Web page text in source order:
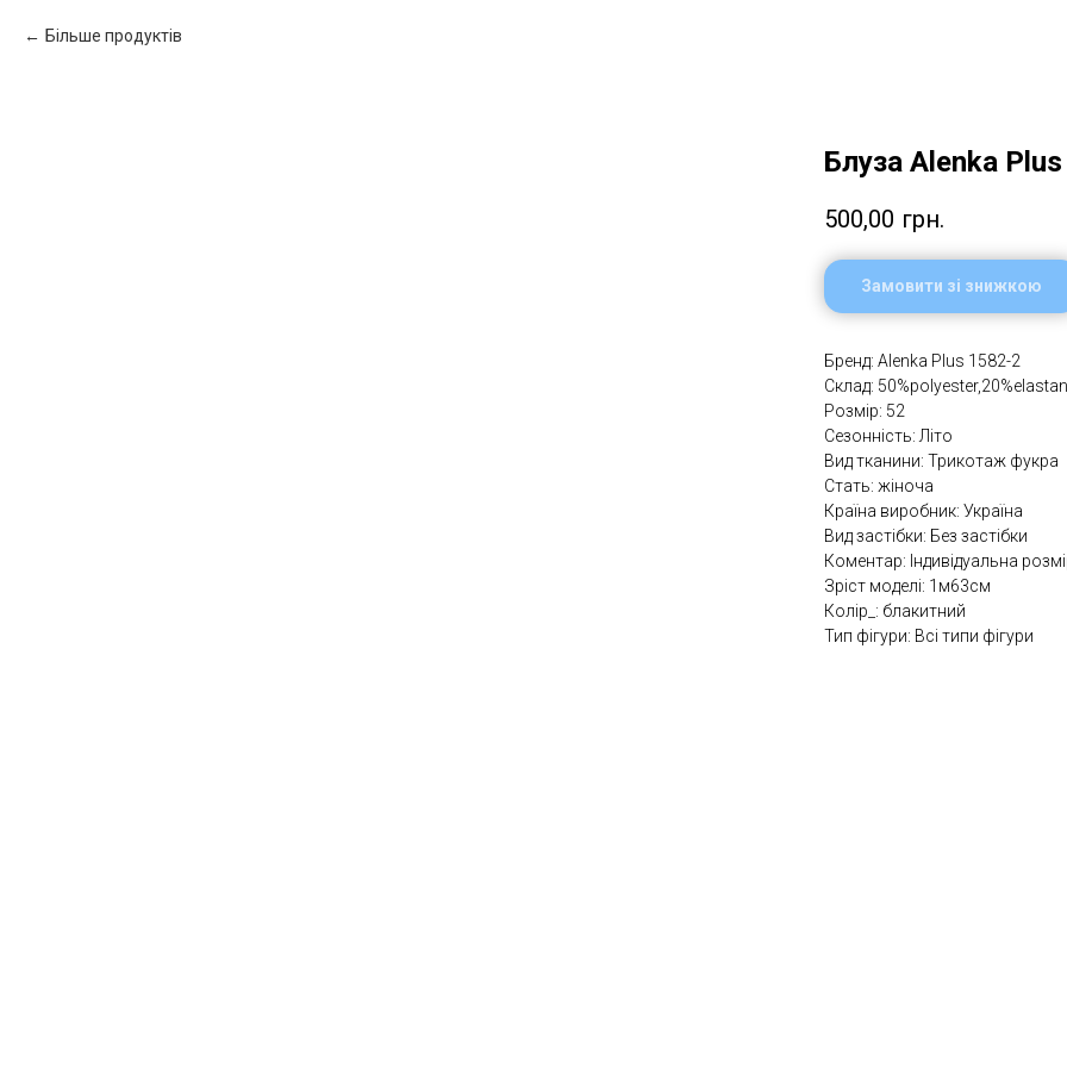
Більше продуктів
Блуза Alenka
500,00 грн.
Замовити зі знижкою
Бренд: Alenka Plus 1582-2
Склад:
Розмір: 52
Сезонність: Літо
Вид тканини: Трикотаж фукра
Стать: жіноча
Країна виробник: Україна
Вид застібки: Без застібки
Коментар: Індивідуальна
Зріст моделі: 1м63см
Колір_: блакитний
Тип фігури: Всі типи фігури